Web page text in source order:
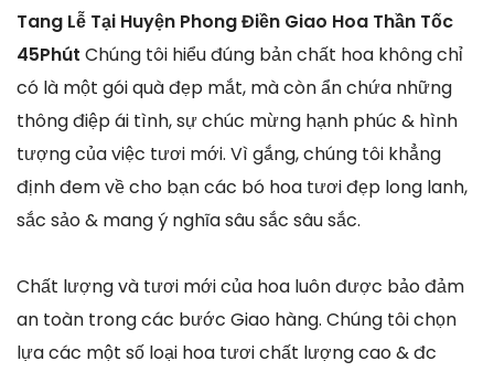
Tang Lễ Tại Huyện Phong Điền Giao Hoa Thần Tốc
45Phút Chúng tôi hiểu đúng bản chất hoa không chỉ
có là một gói quà đẹp mắt, mà còn ẩn chứa những
thông điệp ái tình, sự chúc mừng hạnh phúc & hình
tượng của việc tươi mới. Vì gắng, chúng tôi khẳng
định đem về cho bạn các bó hoa tươi đẹp long lanh,
sắc sảo & mang ý nghĩa sâu sắc sâu sắc.
Chất lượng và tươi mới của hoa luôn được bảo đảm
an toàn trong các bước Giao hàng. Chúng tôi chọn
lựa các một số loại hoa tươi chất lượng cao & đc